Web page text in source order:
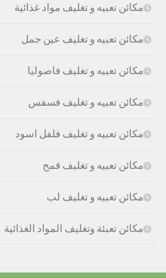
مكائن تعبيه و تغليف مواد غذائية
مكائن تعبيه و تغليف عين جمل
مكائن تعبيه و تغليف فاصوليا
مكائن تعبيه و تغليف فسفس
مكائن تعبيه و تغليف فلفل اسود
مكائن تعبيه و تغليف قمح
مكائن تعبيه و تغليف لب
مكائن تعبئة وتغليف المواد الغذائية